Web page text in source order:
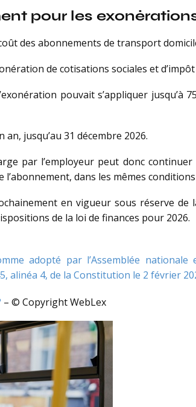
pour les
des abonnements de transport
de cotisations sociales et
pouvait s’appliquer jusqu’à
jusqu’au 31 décembre 2026.
par l’employeur peut donc
l’abonnement, dans les mêmes
en vigueur sous réserve de
de la loi de finances pour 2026.
adopté par l’Assemblée
alinéa 4, de la Constitution le 2 février
– © Copyright WebLex